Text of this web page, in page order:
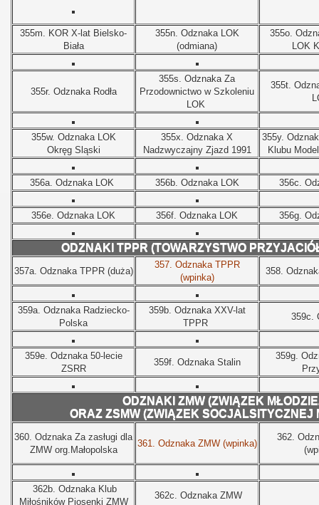
355m. KOR X-lat Bielsko-
Biała
355n. Odznaka LOK
(odmiana)
355o.
LOK
355r. Odznaka Rodła
355s. Odznaka Za
Przodownictwo w Szkoleniu
LOK
355t.
355w. Odznaka LOK
Okręg Sląski
355x. Odznaka X
Nadzwyczajny Zjazd 1991
355y.
Klubu
356a. Odznaka LOK 356b. Odznaka LOK 356c.
356e. Odznaka LOK 356f. Odznaka LOK 356g.
ODZNAKI TPPR (TOWARZYSTWO
357a. Odznaka TPPR (duża)
357. Odznaka TPPR
(wpinka)
358.
359a. Odznaka Radziecko-
Polska
359b. Odznaka XXV-lat
TPPR
359c.
359e. Odznaka 50-lecie
ZSRR
359f. Odznaka Stalin
359g.
ODZNAKI ZMW (ZWIĄZEK
ORAZ ZSMW (ZWIĄZEK SOCJALSITYCZNEJ
360. Odznaka Za zasługi dla
ZMW org.Małopolska
361. Odznaka ZMW (wpinka)
362.
362b. Odznaka Klub
Miłośników Piosenki ZMW
362c. Odznaka ZMW